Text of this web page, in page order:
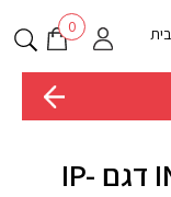
0
סיר לחץ INSTANT POT דגם IP-